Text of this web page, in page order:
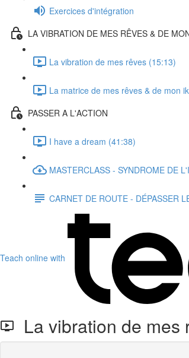
Exercices d'intégration
LA VIBRATION DE MES RÊVES & DE
La vibration de mes rêves (15:13)
La matrice de mes rêves & de mon
PASSER A L'ACTION
I have a dream (41:38)
MASTERCLASS - SYNDROME DE
CARNET DE ROUTE - DÉPASSER
Teach online with
La vibration de mes